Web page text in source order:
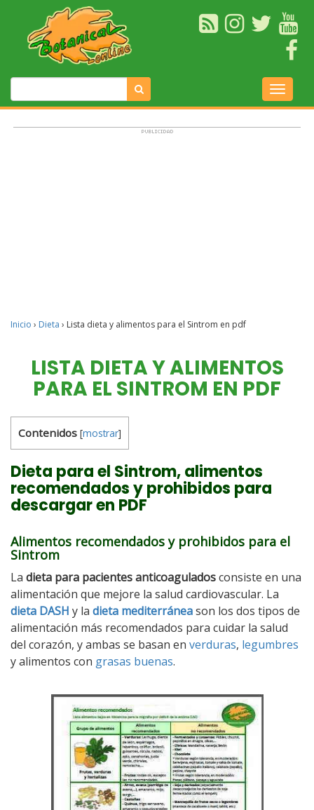
Inicio › Dieta › Lista dieta y alimentos para el Sintrom en pdf
LISTA DIETA Y ALIMENTOS
PARA EL SINTROM EN PDF
Contenidos [mostrar]
Dieta para el Sintrom, alimentos
recomendados y prohibidos para
descargar en PDF
Alimentos recomendados y prohibidos para el
Sintrom
La dieta para pacientes anticoaguladosconsiste en una
alimentación que mejore la salud cardiovascular. La
dieta DASH y la dieta mediterráneason los dos tipos de
alimentación más recomendados para cuidar la salud
del corazón, y ambas se basan en verduras, legumbres
y alimentos con grasas buenas.